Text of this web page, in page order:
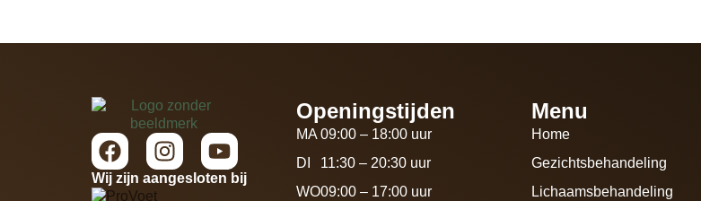
Wij zijn aangesloten bij
Openingstijden
MA
DI
WO
09:00 – 18:00 uur
11:30 – 20:30 uur
09:00 – 17:00 uur
Menu
Home
Gezichtsbehandeling
Lichaamsbehandeling